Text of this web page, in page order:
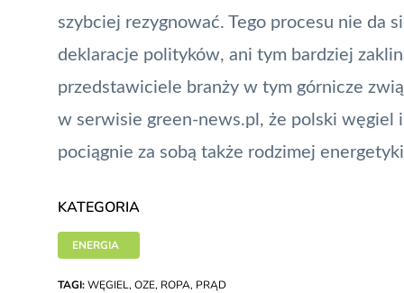
szybciej rezygnować. Tego procesu nie da
deklaracje polityków, ani tym bardziej
przedstawiciele branży w tym górnicze
w serwisie green-news.pl, że polski węgiel
pociągnie za sobą także rodzimej energetyki
KATEGORIA
ENERGIA
TAGI:WĘGIEL, OZE, ROPA, PRĄD